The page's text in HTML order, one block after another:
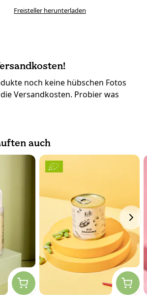
Freisteller herunterladen
noch keine hübschen Fotos
Versandkosten. Probier was
auch